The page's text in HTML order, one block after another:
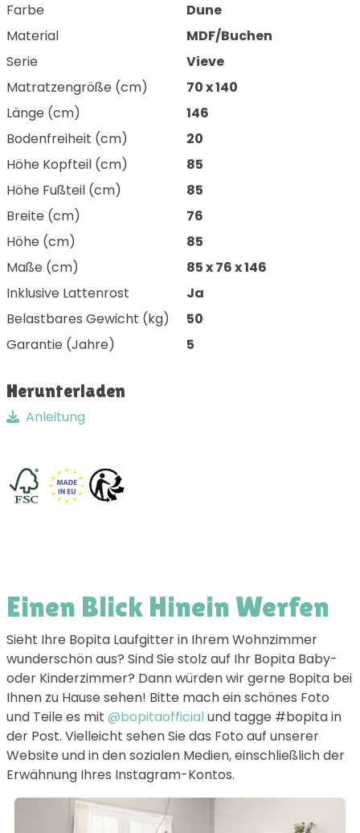
Farbe
Dune
Material
MDF/Buchen
Serie
Vieve
Matratzengröße (cm)
70 x 140
Länge (cm)
146
Bodenfreiheit (cm)
20
Höhe Kopfteil (cm)
85
Höhe Fußteil (cm)
85
Breite (cm)
76
Höhe (cm)
85
Maße (cm)
85 x 76 x 146
Inklusive Lattenrost
Ja
Belastbares Gewicht (kg)
50
Garantie (Jahre)
5
Herunterladen
Anleitung
Einen Blick Hinein Werfen
Sieht Ihre Bopita Laufgitter in Ihrem Wohnzimmer
wunderschön aus? Sind Sie stolz auf Ihr Bopita Baby-
oder Kinderzimmer? Dann würden wir gerne Bopita bei
Ihnen zu Hause sehen! Bitte mach ein schönes Foto
und Teile es mit @bopitaofficial und tagge #bopita in
der Post. Vielleicht sehen Sie das Foto auf unserer
Website und in den sozialen Medien, einschließlich der
Erwähnung Ihres Instagram-Kontos.